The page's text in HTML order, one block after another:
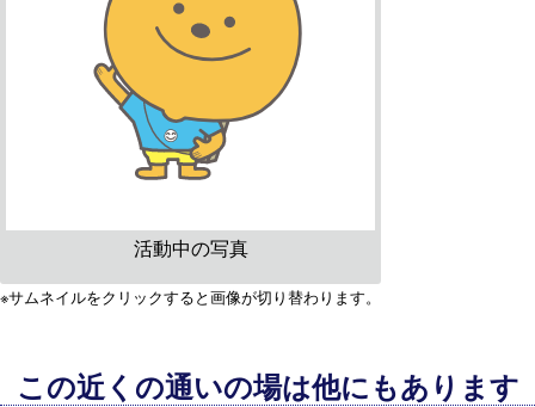
活動中の写真
※サムネイルをクリックすると画像が切り替わります。
この近くの通いの場は他にもあります